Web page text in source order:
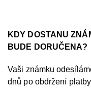
KDY DOSTANU
BUDE DORUČENA?
Vaši známku
dnů po obdržení